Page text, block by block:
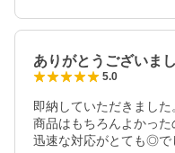
ありがとうございまし
5.0
即納していただきました
商品はもちろんよかった
迅速な対応がとても◎で